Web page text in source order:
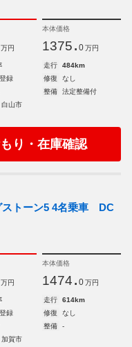
万円
本体価格
1375. 0 万円
走行
484km
録 修復
なし
整備
法定整備付
山市
り・在庫確認
トーン5 4名乗車 DC
万円
本体価格
1474. 0 万円
走行
614km
録 修復
なし
整備
-
賀市